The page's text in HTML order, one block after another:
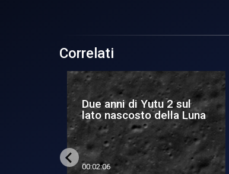
Correlati
La Cina riporta sulla
Terra un po’ di Luna
nascosta
00:01:44